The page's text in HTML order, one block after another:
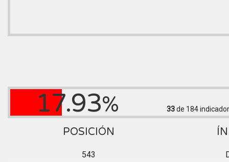
17.93% 33de 184
POSICIÓN
543